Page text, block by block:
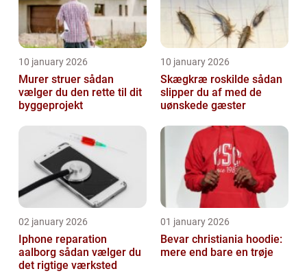
10 january 2026
Murer struer sådan
vælger du den rette til dit
byggeprojekt
10 january 2026
Skægkræ roskilde sådan
slipper du af med de
uønskede gæster
02 january 2026
Iphone reparation
aalborg sådan vælger du
det rigtige værksted
01 january 2026
Bevar christiania hoodie:
mere end bare en trøje